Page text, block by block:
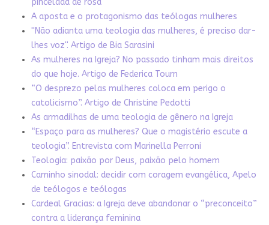
pincelada de rosa
A aposta e o protagonismo das teólogas mulheres
''Não adianta uma teologia das mulheres, é preciso dar-
lhes voz''. Artigo de Bia Sarasini
As mulheres na Igreja? No passado tinham mais direitos
do que hoje. Artigo de Federica Tourn
“O desprezo pelas mulheres coloca em perigo o
catolicismo”. Artigo de Christine Pedotti
As armadilhas de uma teologia de gênero na Igreja
“Espaço para as mulheres? Que o magistério escute a
teologia”. Entrevista com Marinella Perroni
Teologia: paixão por Deus, paixão pelo homem
Caminho sinodal: decidir com coragem evangélica, Apelo
de teólogos e teólogas
Cardeal Gracias: a Igreja deve abandonar o “preconceito”
contra a liderança feminina